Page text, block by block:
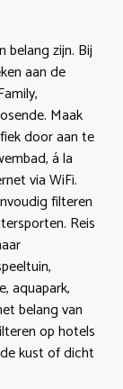
belang zijn. Bij
aan de
Maak
door aan te
á la
via WiFi.
filteren
Reis
aquapark,
belang van
op hotels
kust of dicht